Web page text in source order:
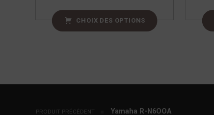
CHOIX DES OPTIONS
Navigation de l’article
PRODUIT PRÉCÉDENT Yamaha R-N6OOA